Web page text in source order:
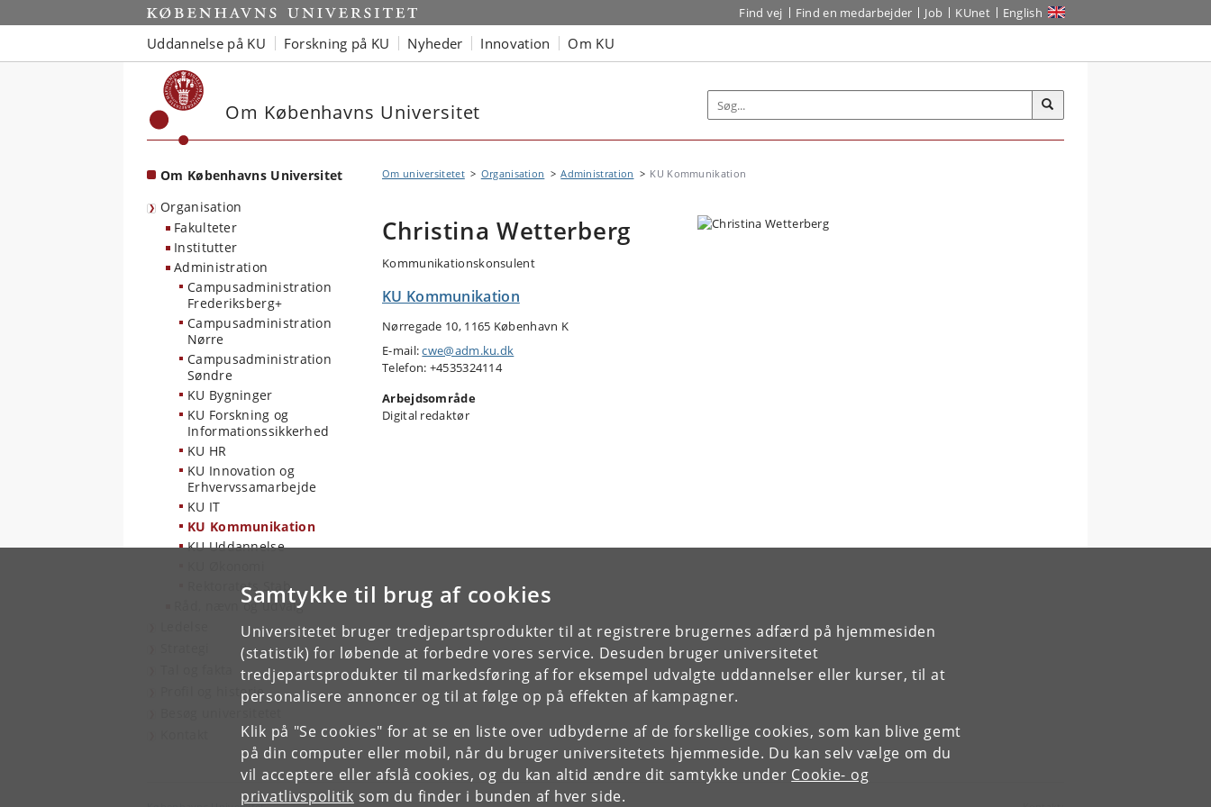
Samtykke til brug af cookies
Universitetet bruger tredjepartsprodukter til at registrere brugernes adfærd på hjemmesiden
(statistik) for løbende at forbedre vores service. Desuden bruger universitetet
tredjepartsprodukter til markedsføring af for eksempel udvalgte uddannelser eller kurser, til at
personalisere annoncer og til at følge op på effekten af kampagner.
Klik på "Se cookies" for at se en liste over udbyderne af de forskellige cookies, som kan blive gemt
på din computer eller mobil, når du bruger universitetets hjemmeside. Du kan selv vælge om du
vil acceptere eller afslå cookies, og du kan altid ændre dit samtykke under Cookie- og
privatlivspolitik som du finder i bunden af hver side.
Start Find vej Find en medarbejder Job KUnet English
Uddannelse på KU Forskning på KU Nyheder Innovation Om KU
Om Københavns Universitet
Om Københavns Universitet
Organisation
Fakulteter
Institutter
Administration
Campusadministration
Frederiksberg+
Campusadministration
Nørre
Campusadministration
Søndre
KU Bygninger
KU Forskning og
Informationssikkerhed
KU HR
KU Innovation og
Erhvervssamarbejde
KU IT
KU Kommunikation
KU Uddannelse
Rektoratets Stab
Råd, nævn og udvalg
Profil og historie
Om universitetet Organisation Administration KU Kommunikation
Christina Wetterberg
Kommunikationskonsulent
KU Kommunikation
Nørregade 10, 1165 København K
E-mail:cwe@adm.ku.dk
Telefon: +4535324114
Arbejdsområde
Digital redaktør